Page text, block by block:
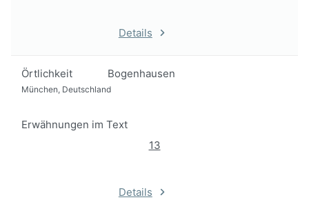
Details
Örtlichkeit Bogenhausen
München, Deutschland
Erwähnungen im Text
13
Details